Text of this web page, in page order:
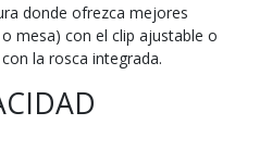
donde ofrezca mejores
mesa) con el clip ajustable o
la rosca integrada.